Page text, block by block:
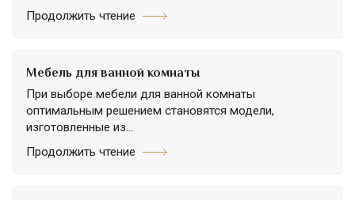
Продолжить чтение
Мебель для ванной комнаты
При выборе мебели для ванной комнаты
оптимальным решением становятся модели,
изготовленные из...
Продолжить чтение